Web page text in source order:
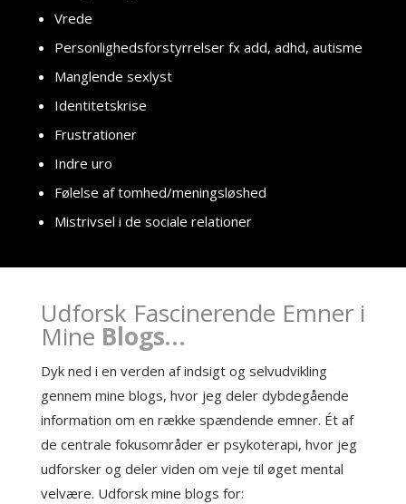
Vrede
Personlighedsforstyrrelser fx add, adhd, autisme
Manglende sexlyst
Identitetskrise
Frustrationer
Indre uro
Følelse af tomhed/meningsløshed
Mistrivsel i de sociale relationer
Udforsk Fascinerende Emner i
Mine Blogs…
Dyk ned i en verden af indsigt og selvudvikling
gennem mine blogs, hvor jeg deler dybdegående
information om en række spændende emner. Ét af
de centrale fokusområder er psykoterapi, hvor jeg
udforsker og deler viden om veje til øget mental
velvære. Udforsk mine blogs for: